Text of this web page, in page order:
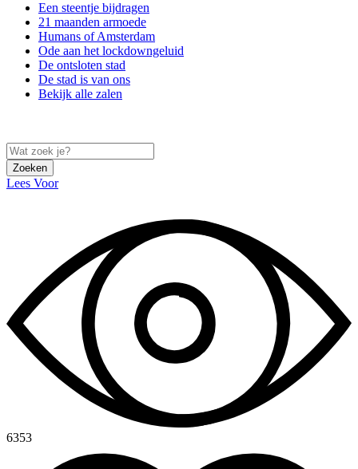
Een steentje bijdragen
21 maanden armoede
Humans of Amsterdam
Ode aan het lockdowngeluid
De ontsloten stad
De stad is van ons
Bekijk alle zalen
Zoeken
Lees Voor
6353